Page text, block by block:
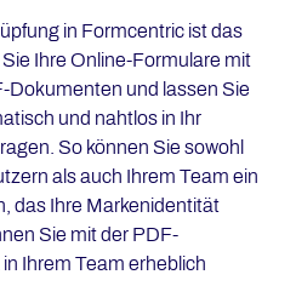
in Formcentric ist das
Ihre Online-Formulare mit
und lassen Sie
und nahtlos in Ihr
So können Sie sowohl
als auch Ihrem Team ein
das Ihre Markenidentität
Sie mit der PDF-
Ihrem Team erheblich